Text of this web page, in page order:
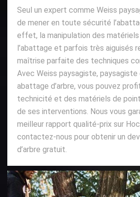
Seul un expert comme Weiss
de mener en toute sécurité
effet, la manipulation des
l’abattage et parfois très aiguisés
maîtrise parfaite des techniques
Avec Weiss paysagiste,
abattage d’arbre, vous pouvez
technicité et des matériels de
de ses interventions. Nous vous
meilleur rapport qualité-prix sur
contactez-nous pour obtenir un
d’arbre gratuit.